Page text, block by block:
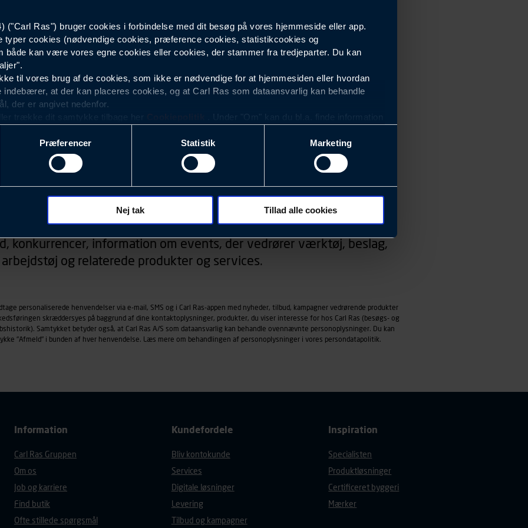
("Carl Ras") bruger cookies i forbindelse med dit besøg på vores hjemmeside eller app.
typer cookies (nødvendige cookies, præference cookies, statistikcookies og
både kan være vores egne cookies eller cookies, der stammer fra tredjeparter. Du kan
til vores brug af de cookies, som ikke er nødvendige for at hjemmesiden eller hvordan
indebærer, at der kan placeres cookies, og at Carl Ras som dataansvarlig kan behandle
der er angivet nedenfor.
trække dit samtykke tilbage her
. Under "Om" kan du bl.a. finde information
med det formål at optimere design, brugervenlighed og effektiviteten af vores
analyser af, hvilke oplysninger der er mest populære, og som derfor skal være nemme at
hvad der klikkes på, sider/indhold der besøges, browsertype, søgeord, IP-adresse,
(computer, smartphone mv.) samt de features, der anvendes.
sig på. Til dette formål behandles der personoplysninger om dit foretrukne sprog, og den
af vores platforme (hjemmeside og app), herunder færden på siderne, tidspunkt, hvad der
browsertype, søgeord, IP-adresse, informationer om enhedstype (computer,
der anvendes.
Præferencer Statistik Marketing
Nej tak Tillad alle cookies
72
Nyhedsbrev
konkurrencer, information om events, der vedrører værktøj, beslag,
arbejdstøj og relaterede produkter og services.
personaliserede henvendelser via e-mail, SMS og i Carl Ras-appen med nyheder, tilbud, kampagner vedrørende produkter
skræddersyes på baggrund af dine kontaktoplysninger, produkter, du viser interesse for hos Carl Ras (besøgs- og
Samtykket betyder også, at Carl Ras A/S som dataansvarlig kan behandle ovennævnte personoplysninger. Du kan
"Afmeld" i bunden af hver henvendelse. Læs mere om behandlingen af personoplysninger i vores persondatapolitik.
Information
Carl Ras Gruppen
Om os
Job og karriere
Find butik
Ofte stillede spørgsmål
Kundefordele
Bliv kontokunde
Services
Digitale løsninger
Levering
Tilbud og kampagner
Inspiration
Specialisten
Produktløsninger
Certificeret byggeri
Mærker